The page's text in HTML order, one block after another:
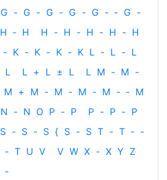
G - G - G - G - G - ‐ G -
H ‐ H H - H - H - H - H
- K - K - K - K L - L - L
L L + L ± L L M - M -
M + M - M - M - M - ‐ M
N - N O P - P P - P - P
S - S - S { S - S T - T ‐ -
- T U V V W X - X Y Z
-